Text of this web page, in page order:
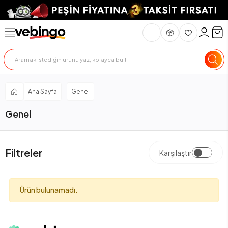
Ana Sayfa Genel
Genel
Filtreler Karşılaştır
Ürün bulunamadı.